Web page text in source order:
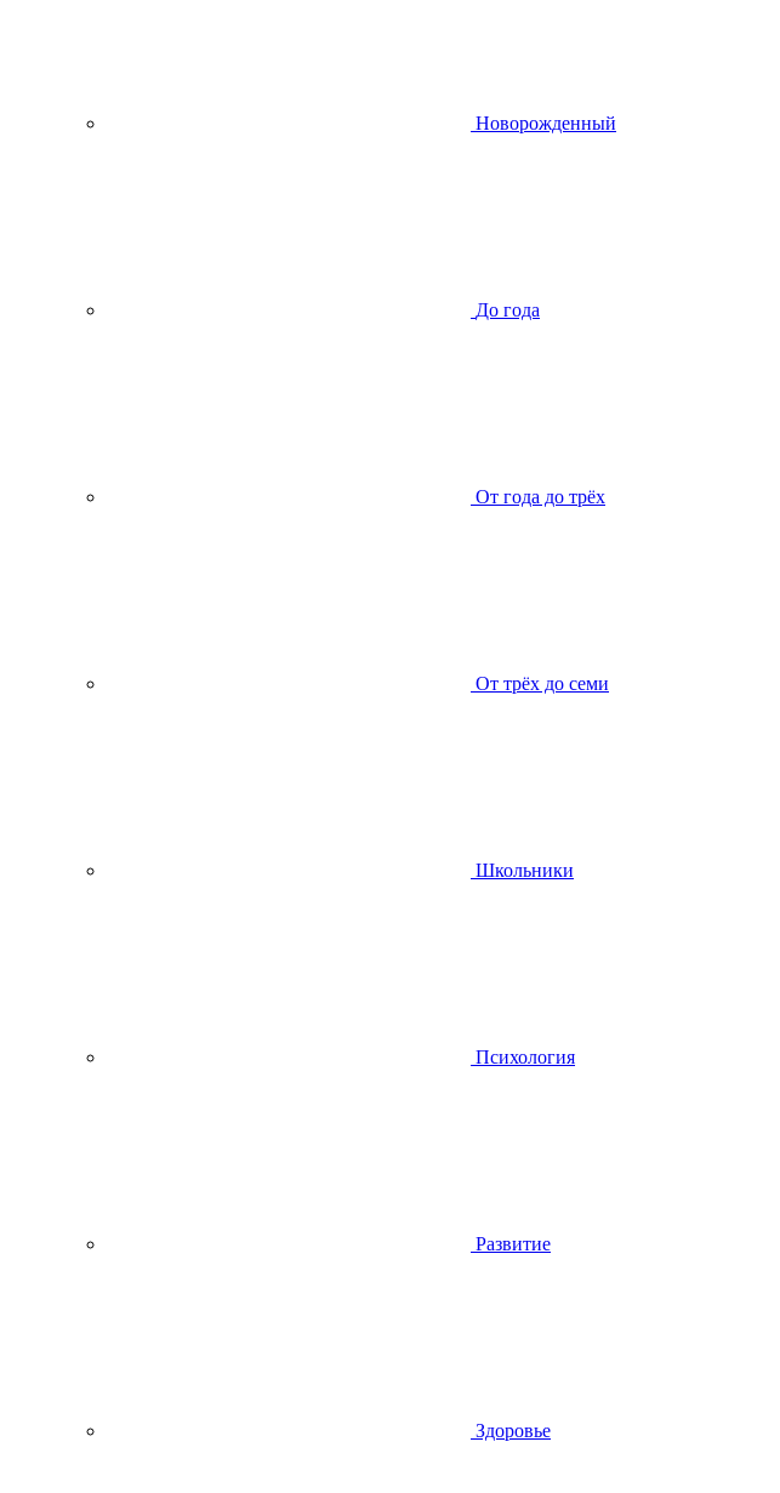
Новорожденный
До года
От года до трёх
От трёх до семи
Школьники
Психология
Развитие
Здоровье